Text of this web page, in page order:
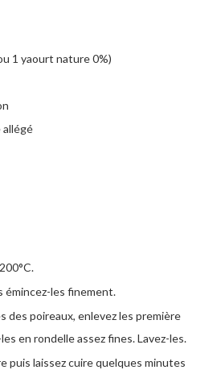
1 yaourt nature 0%)
allégé
émincez-les finement.
des poireaux, enlevez les première
en rondelle assez fines. Lavez-les.
puis laissez cuire quelques minutes